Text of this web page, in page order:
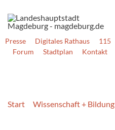
Presse Digitales Rathaus 115
Forum
Stadtplan Kontakt
Start Wissenschaft + Bildung